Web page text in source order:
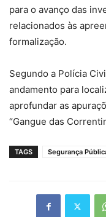
para o avanço das
relacionados às
formalização.
Segundo a Polícia
andamento para
aprofundar as
“Gangue das
TAGS Segurança